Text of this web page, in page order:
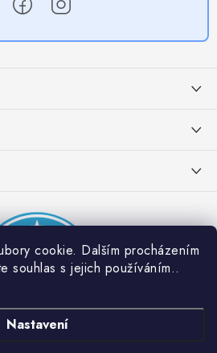
cookie. Dalším procházením
souhlas s jejich používáním..
Nastavení